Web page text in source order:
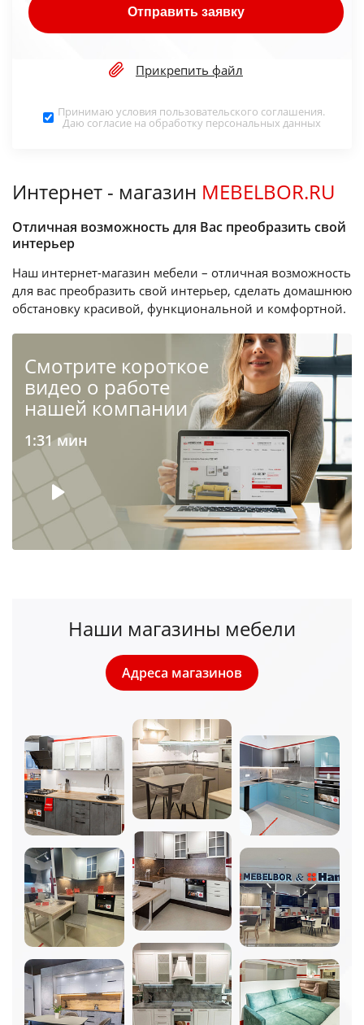
Отправить заявку
Прикрепить файл
Принимаю условия пользовательского соглашения.
Даю согласие на обработку персональных данных
Интернет - магазин MEBELBOR.RU
Отличная возможность для Вас преобразить свой
интерьер
Наш интернет-магазин мебели – отличная возможность
для вас преобразить свой интерьер, сделать домашнюю
обстановку красивой, функциональной и комфортной.
Cмотрите короткое
видео о работе
нашей компании
1:31 мин
Наши магазины мебели
Адреса магазинов